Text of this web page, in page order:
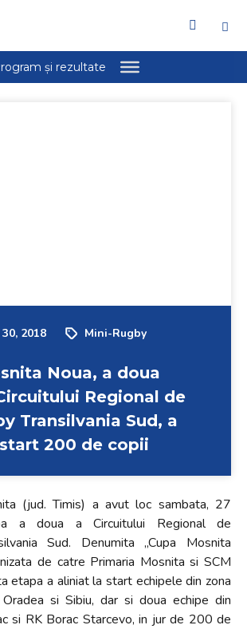
2018 Mini-Rugby
Noua, a doua
Regional de
Transilvania Sud, a
200 de copii
(jud. Timis) a avut loc sambata, 27
a doua a Circuitului Regional de
Sud. Denumita „Cupa Mosnita
de catre Primaria Mosnita si SCM
etapa a aliniat la start echipele din zona
Oradea si Sibiu, dar si doua echipe din
si RK Borac Starcevo, in jur de 200 de